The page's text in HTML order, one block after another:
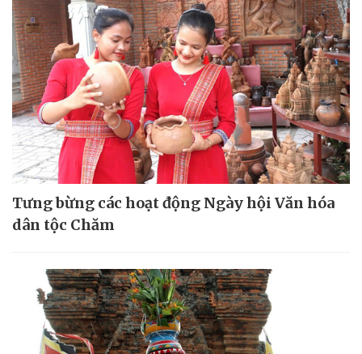
Tưng bừng các hoạt động Ngày hội Văn hóa
dân tộc Chăm